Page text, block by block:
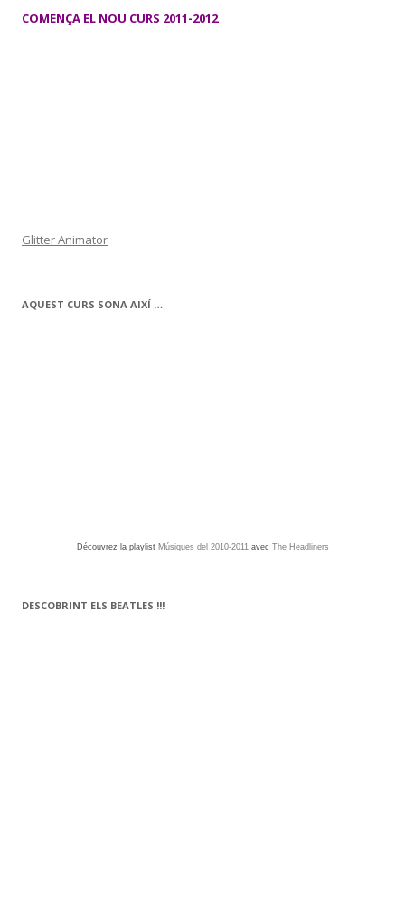
COMENÇA EL NOU CURS 2011-2012
Glitter Animator
AQUEST CURS SONA AIXÍ …
Découvrez la playlist Músiques del 2010-2011avec The Headliners
DESCOBRINT ELS BEATLES !!!